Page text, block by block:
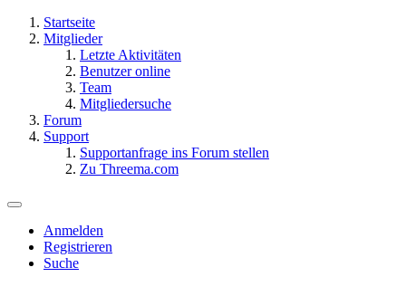
Startseite
Mitglieder
Letzte Aktivitäten
Benutzer online
Team
Mitgliedersuche
Forum
Support
Supportanfrage ins Forum stellen
Zu Threema.com
Anmelden
Registrieren
Suche